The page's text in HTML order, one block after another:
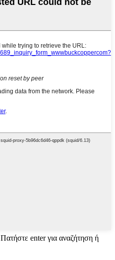
Πατήστε enter για αναζήτηση ή